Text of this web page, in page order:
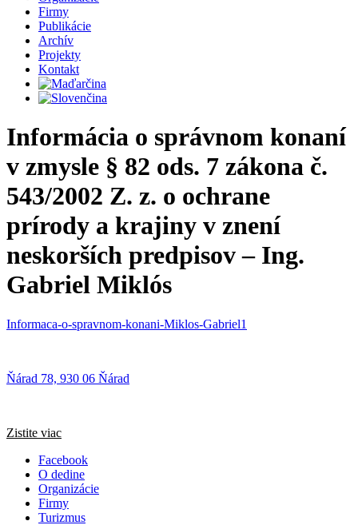
Firmy
Publikácie
Archív
Projekty
Kontakt
Informácia o správnom konaní
v zmysle § 82 ods. 7 zákona č.
543/2002 Z. z. o ochrane
prírody a krajiny v znení
neskorších predpisov – Ing.
Gabriel Miklós
Informaca-o-spravnom-konani-Miklos-Gabriel1
Ňárad 78, 930 06 Ňárad
Zistite viac
Facebook
O dedine
Organizácie
Firmy
Turizmus